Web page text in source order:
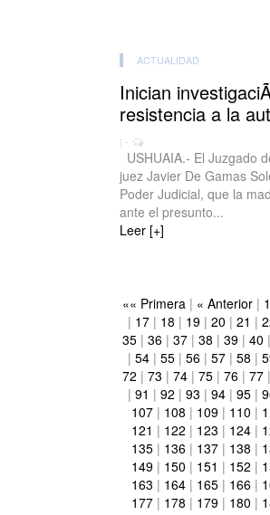
ACTUALIDAD
Inician
resistencia a la
| -
USHUAIA.- El Juzgado
juez Javier De Gamas
Poder Judicial, que la
ante el presunto...
Leer [+]
«« Primera | « Anterior| 1
| 17| 18 | 19| 20 | 21 |
35| 36| 37| 38 | 39| 40 |
| 54| 55| 56| 57| 58 |
72 | 73 | 74| 75| 76| 77|
| 91 | 92 | 93 | 94| 95|
107| 108 | 109| 110 |
121 | 122 | 123 | 124|
135| 136| 137| 138 |
149| 150 | 151 | 152 |
163 | 164| 165| 166|
177| 178 | 179| 180 |